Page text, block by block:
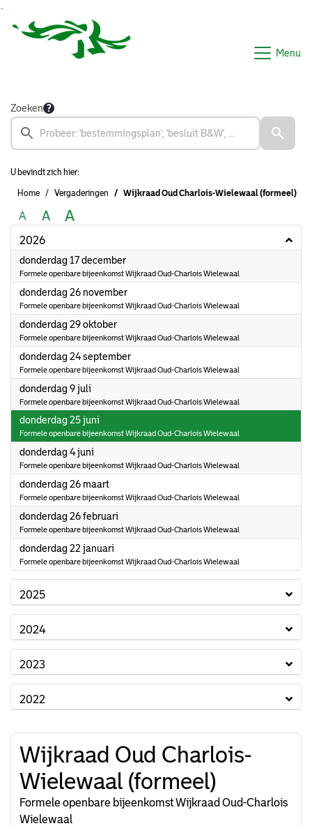
Menu
Zoeken
U bevindt zich hier:
Home Vergaderingen Wijkraad Oud Charlois-Wielewaal (formeel)
A A A
2026
donderdag 17 december2026
Formele openbare bijeenkomst Wijkraad Oud-Charlois Wielewaal
donderdag 26 november2026
Formele openbare bijeenkomst Wijkraad Oud-Charlois Wielewaal
donderdag 29 oktober2026
Formele openbare bijeenkomst Wijkraad Oud-Charlois Wielewaal
donderdag 24 september2026
Formele openbare bijeenkomst Wijkraad Oud-Charlois Wielewaal
donderdag 9 juli
Formele openbare bijeenkomst Wijkraad Oud-Charlois Wielewaal
donderdag 25 juni
Formele openbare bijeenkomst Wijkraad Oud-Charlois Wielewaal
donderdag 4 juni
Formele openbare bijeenkomst Wijkraad Oud-Charlois Wielewaal
donderdag 26 maart2026
Formele openbare bijeenkomst Wijkraad Oud-Charlois Wielewaal
donderdag 26 februari
Formele openbare bijeenkomst Wijkraad Oud-Charlois Wielewaal
donderdag 22 januari
Formele openbare bijeenkomst Wijkraad Oud-Charlois Wielewaal
2025
2024
2023
2022
Wijkraad Oud Charlois-
Wielewaal (formeel)
Formele openbare bijeenkomst Wijkraad Oud-Charlois
Wielewaal